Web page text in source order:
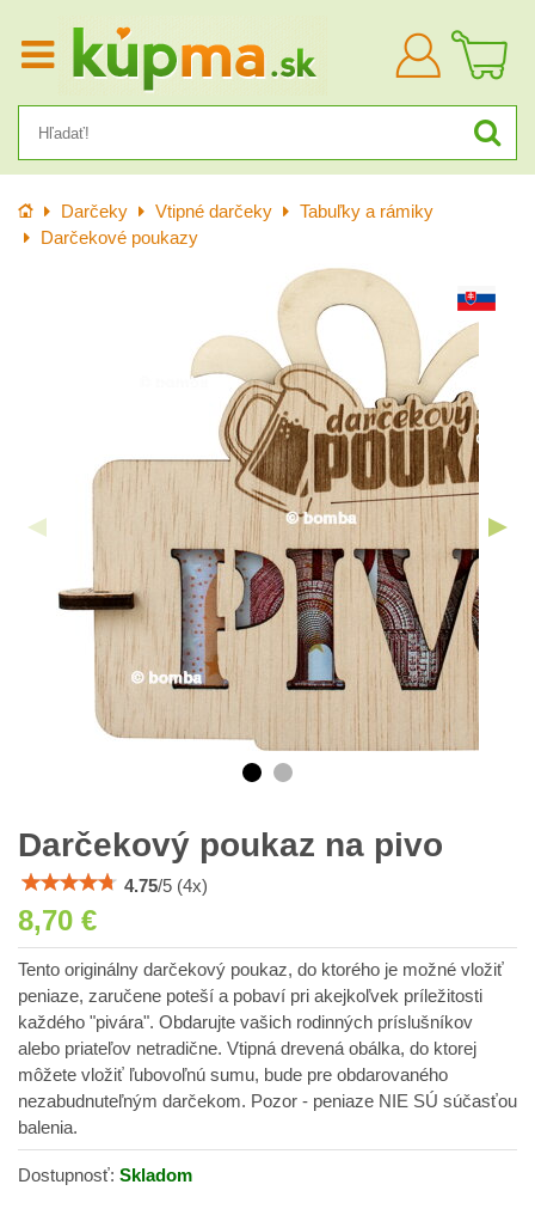
Prihlásiť
sa
Úvod Darčeky Vtipné darčeky
Tabuľky a rámiky
Darčekové poukazy
Darčekový poukaz na pivo
4.75/5 (4x)
8,70 €
Tento originálny darčekový poukaz, do ktorého je možné vložiť
peniaze, zaručene poteší a pobaví pri akejkoľvek príležitosti
každého "pivára". Obdarujte vašich rodinných príslušníkov
alebo priateľov netradične. Vtipná drevená obálka, do ktorej
môžete vložiť ľubovoľnú sumu, bude pre obdarovaného
nezabudnuteľným darčekom. Pozor - peniaze NIE SÚ súčasťou
balenia.
Dostupnosť: Skladom